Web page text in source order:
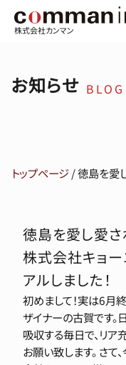
株式会社カンマン
お知らせ BLOG
トップページ/徳島を愛
徳島を愛し愛
株式会社キョー
アルしました！
初めまして！実は6月
ザイナーの古賀です
吸収する毎日で、リア
お願い致します。 さて